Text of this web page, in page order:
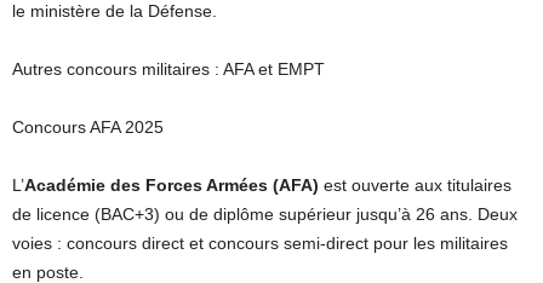
le ministère de la Défense.
Autres concours militaires : AFA et EMPT
Concours AFA 2025
L’Académie des Forces Armées (AFA) est ouverte aux titulaires
de licence (BAC+3) ou de diplôme supérieur jusqu’à 26 ans. Deux
voies : concours direct et concours semi-direct pour les militaires
en poste.